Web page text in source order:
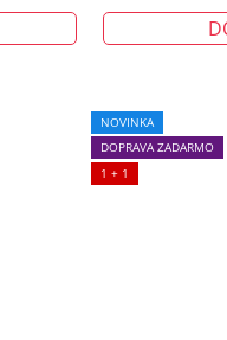
NOVINKA
DOPRAVA ZADARMO
1 + 1